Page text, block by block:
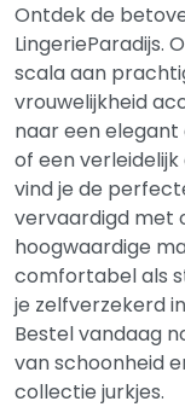
Ontdek de
LingerieParadijs.
scala aan
vrouwelijkheid
naar een elegant
of een verleidelijk
vind je de
vervaardigd met
hoogwaardige
comfortabel als
je zelfverzekerd
Bestel vandaag
van schoonheid
collectie jurkjes.